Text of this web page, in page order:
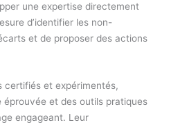
une expertise directement
d’identifier les non-
et de proposer des actions
certifiés et expérimentés,
et des outils pratiques
engageant. Leur